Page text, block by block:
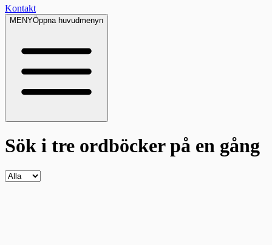
Kontakt
MENYÖppna huvudmenyn
Sök i tre ordböckerpå en gång